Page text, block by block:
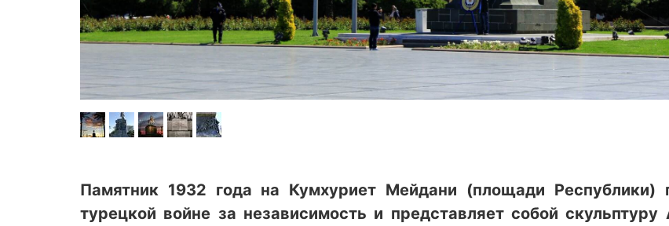
Памятник 1932 года на Кумхуриет Мейдани (площади Республики)
турецкой войне за независимость и представляет собой скульптуру